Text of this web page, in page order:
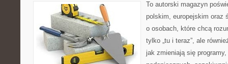
To autorski magazyn
polskim, europejskim oraz
o osobach, które chcą
tylko „tu i teraz”, ale
jak zmieniają się